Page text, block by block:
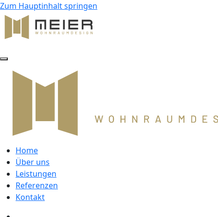
Zum Hauptinhalt springen
Home
Über uns
Leistungen
Referenzen
Kontakt